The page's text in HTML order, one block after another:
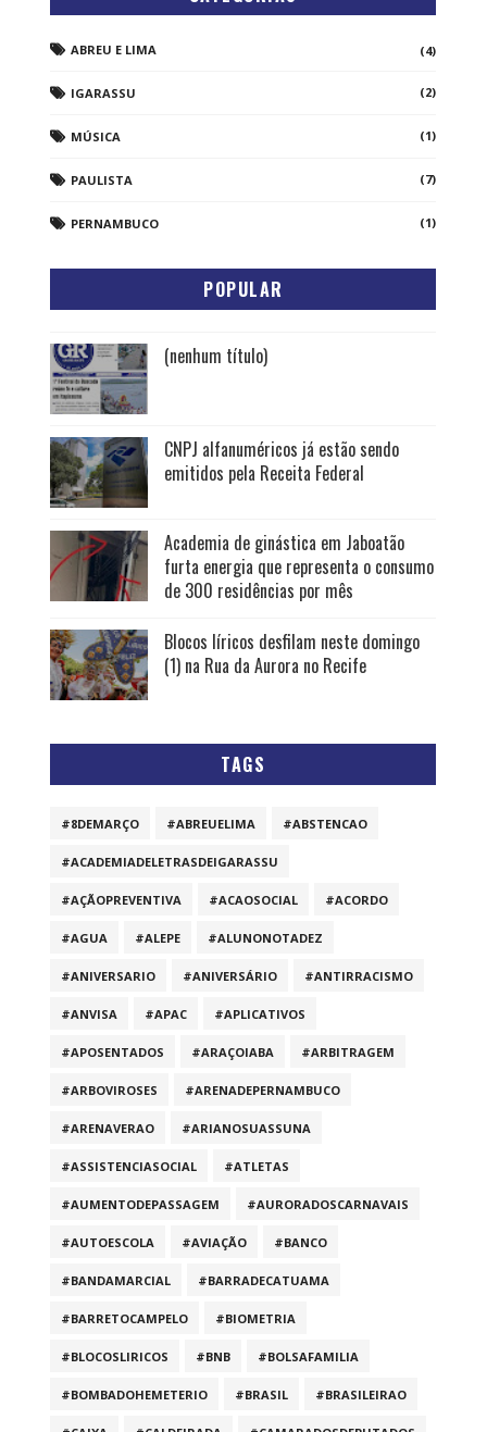
ABREU E LIMA (4)
IGARASSU (2)
MÚSICA (1)
PAULISTA (7)
PERNAMBUCO (1)
POPULAR
(nenhum título)
CNPJ alfanuméricos já estão sendo
emitidos pela Receita Federal
Academia de ginástica em Jaboatão
furta energia que representa o consumo
de 300 residências por mês
Blocos líricos desfilam neste domingo
(1) na Rua da Aurora no Recife
TAGS
#8DEMARÇO #ABREUELIMA #ABSTENCAO
#ACADEMIADELETRASDEIGARASSU
#AÇÃOPREVENTIVA #ACAOSOCIAL #ACORDO
#AGUA #ALEPE #ALUNONOTADEZ
#ANIVERSARIO #ANIVERSÁRIO #ANTIRRACISMO
#ANVISA #APAC #APLICATIVOS
#APOSENTADOS #ARAÇOIABA #ARBITRAGEM
#ARBOVIROSES #ARENADEPERNAMBUCO
#ARENAVERAO #ARIANOSUASSUNA
#ASSISTENCIASOCIAL #ATLETAS
#AUMENTODEPASSAGEM #AURORADOSCARNAVAIS
#AUTOESCOLA #AVIAÇÃO #BANCO
#BANDAMARCIAL #BARRADECATUAMA
#BARRETOCAMPELO #BIOMETRIA
#BLOCOSLIRICOS #BNB #BOLSAFAMILIA
#BOMBADOHEMETERIO #BRASIL #BRASILEIRAO